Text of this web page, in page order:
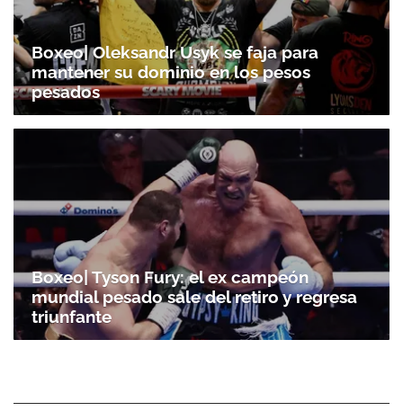
Boxeo| Oleksandr Usyk se faja para
mantener su dominio en los pesos
pesados
Boxeo| Tyson Fury: el ex campeón
mundial pesado sale del retiro y regresa
triunfante